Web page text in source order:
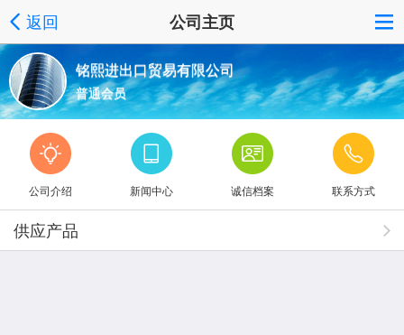
返回 公司主页
铭熙进出口贸易有限公司
普通会员
公司介绍 新闻中心 诚信档案 联系方式
供应产品